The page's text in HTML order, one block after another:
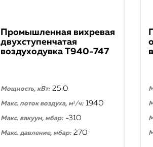
Промышленная вихревая
двухступенчатая
воздуходувка T940-747
Мощность, кВт:25.0
Макс. поток воздуха, м³/ч:1940
Макс. вакуум, мбар:-310
Макс. давление, мбар:270